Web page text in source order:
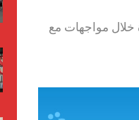
خلال مواجهات مع